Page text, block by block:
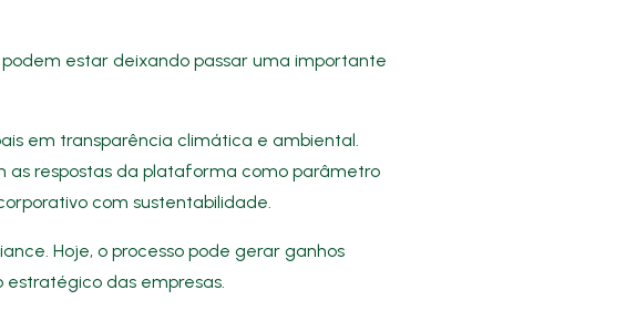
estar deixando passar uma importante
em transparência climática e ambiental.
as respostas da plataforma como parâmetro
com sustentabilidade.
Hoje, o processo pode gerar ganhos
das empresas.